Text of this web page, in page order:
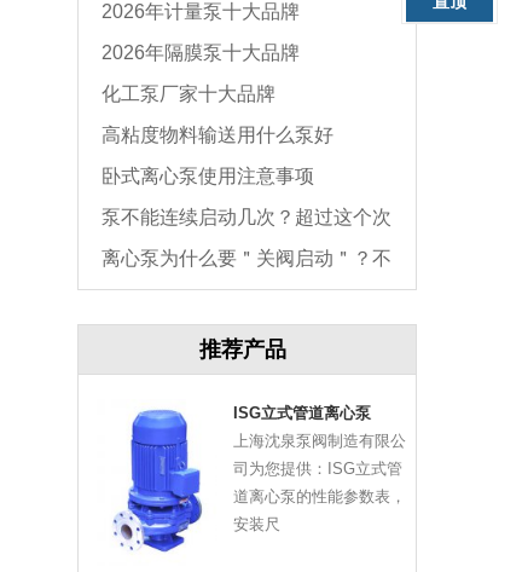
2026年计量泵十大品牌
2026年隔膜泵十大品牌
化工泵厂家十大品牌
高粘度物料输送用什么泵好
卧式离心泵使用注意事项
泵不能连续启动几次？超过这个次
数，电机必坏
离心泵为什么要＂关阀启动＂？不
推荐产品
ISG立式管道离心泵
上海沈泉泵阀制造有限公
司为您提供：ISG立式管
道离心泵的性能参数表，
安装尺